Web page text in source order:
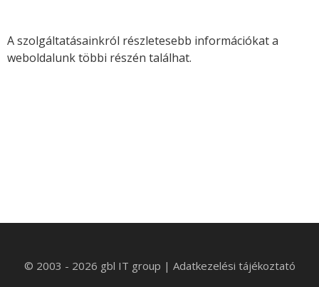
A szolgáltatásainkról részletesebb információkat a
weboldalunk többi részén találhat.
© 2003 - 2026 gbl IT group | Adatkezelési tájékoztató